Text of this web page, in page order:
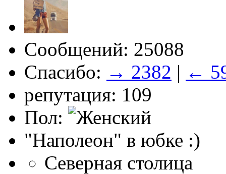
Сообщений: 25088
Спасибо: → 2382 | ←
репутация: 109
Пол:
"Наполеон" в юбке :)
Северная столица